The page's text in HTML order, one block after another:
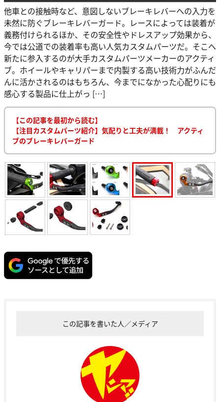
他車との接触時など、意図しないブレーキレバーへの入力を
未然に防ぐブレーキレバーガード。レースによっては装着が
義務付けられるほか、その安全性やドレスアップ効果から、
今では公道での装着率も高い人気カスタムパーツだ。そこへ
新たに参入するのが大手カスタムパーツメーカーのアクティ
ブ。ホイールやキャリパーまで内製する高い技術力がふんだ
んに活かされるのはもちろん、今までになかった心配りにも
感心する製品に仕上がっ […]
【この記事を最初から読む】
【注目カスタムパーツ紹介】気配りと工夫が満載！ アクティ
ブのブレーキレバーガード
この記事を書いた人／メディア